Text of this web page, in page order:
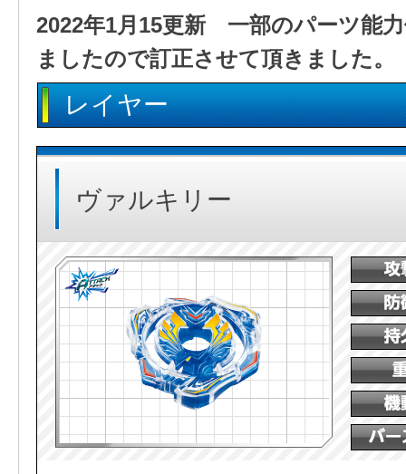
2022年1月15更新 一部のパーツ能
ましたので訂正させて頂きました。
レイヤー
ヴァルキリー